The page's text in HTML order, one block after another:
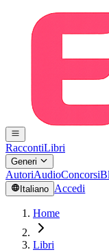
RaccontiLibri
Generi
AutoriAudioConcorsi
Italiano Accedi
Home
Libri